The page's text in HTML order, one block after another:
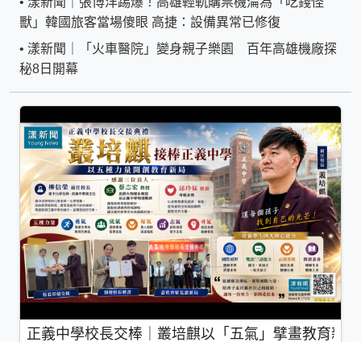
獸」韓國旅客當場傻眼 高捷：設備異常已修復
• 漾新聞｜「火車醫院」變身親子樂園 百年高雄機廠探
秘8日開幕
正義中學校長交棒｜叢培麒以「五氣」擘畫教育新局